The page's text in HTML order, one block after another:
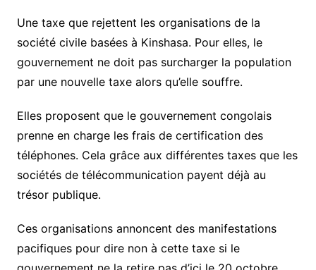
Une taxe que rejettent les organisations de la
société civile basées à Kinshasa. Pour elles, le
gouvernement ne doit pas surcharger la population
par une nouvelle taxe alors qu’elle souffre.
Elles proposent que le gouvernement congolais
prenne en charge les frais de certification des
téléphones. Cela grâce aux différentes taxes que les
sociétés de télécommunication payent déjà au
trésor publique.
Ces organisations annoncent des manifestations
pacifiques pour dire non à cette taxe si le